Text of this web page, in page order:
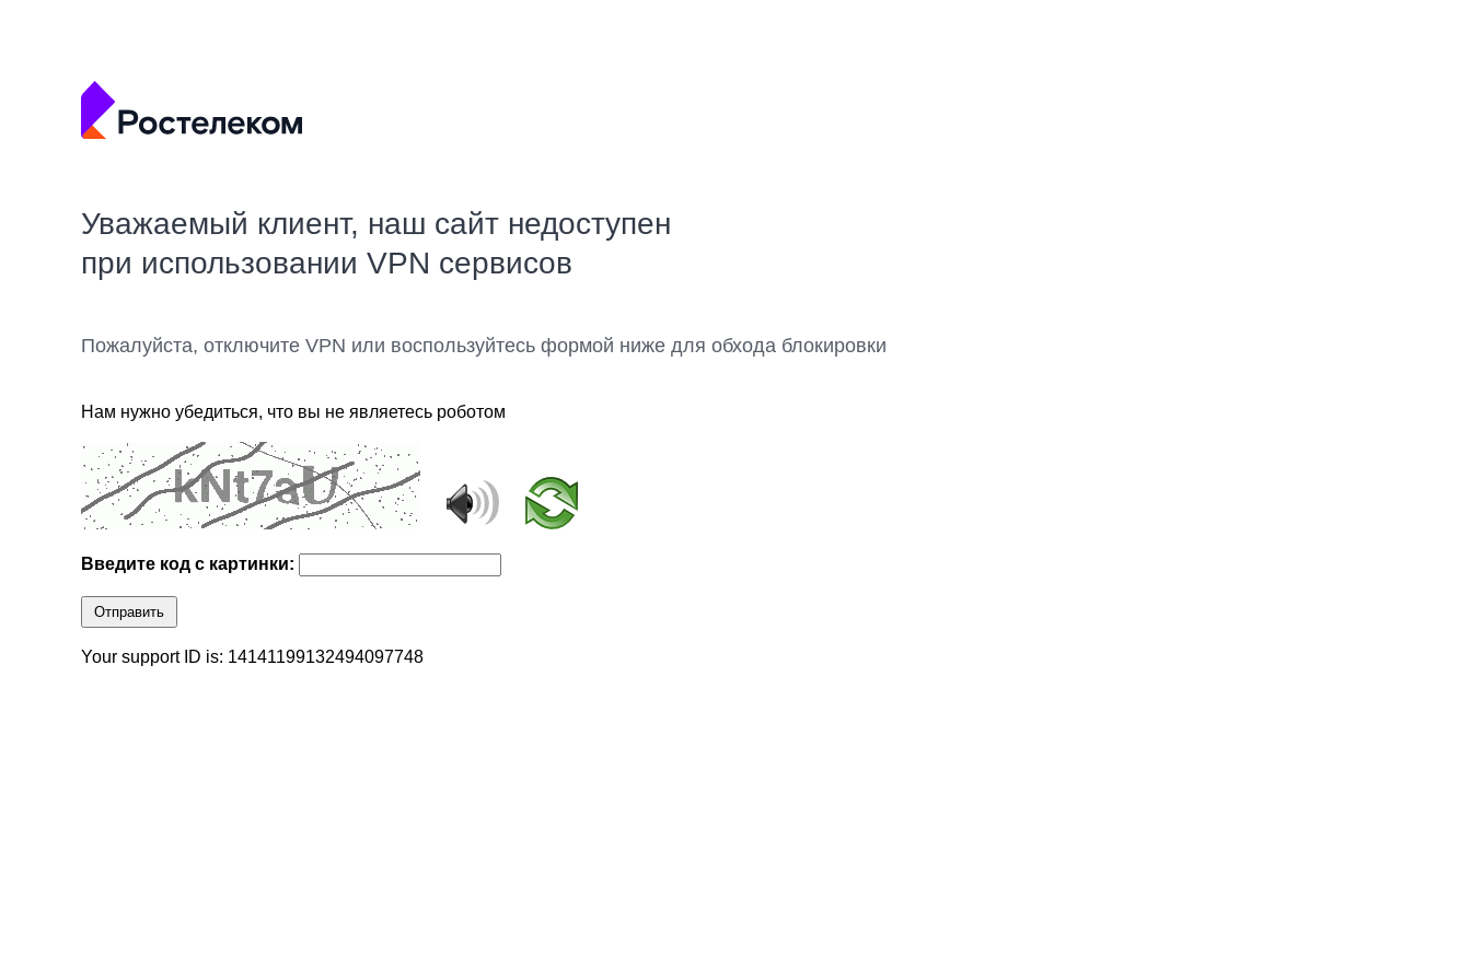
Уважаемый клиент, наш сайт недоступен
при использовании VPN сервисов
Пожалуйста, отключите VPN или воспользуйтесь формой ниже для обхода блокировки
Нам нужно убедиться, что вы не являетесь роботом
Введите код с картинки:
Отправить
Your support ID is: 14141199132494097748